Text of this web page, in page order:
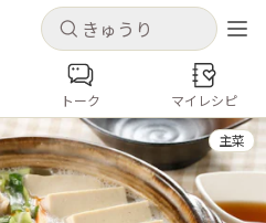
キャンセル
シピを保存できます
新規登録
キャンセル
コンテンツ
トーク マイレシピ
主菜